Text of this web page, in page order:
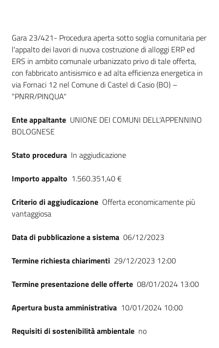
Dati del bando
Gara 23/421- Procedura aperta sotto soglia comunitaria per
l'appalto dei lavori di nuova costruzione di alloggi ERP ed
ERS in ambito comunale urbanizzato privo di tale offerta,
con fabbricato antisismico e ad alta efficienza energetica in
via Fornaci 12 nel Comune di Castel di Casio (BO) –
"PNRR/PINQUA"
Ente appaltante UNIONE DEI COMUNI DELL'APPENNINO
BOLOGNESE
Stato procedura In aggiudicazione
Importo appalto 1.560.351,40 €
Criterio di aggiudicazione Offerta economicamente più
vantaggiosa
Data di pubblicazione a sistema 06/12/2023
Termine richiesta chiarimenti 29/12/2023 12:00
Termine presentazione delle offerte 08/01/2024 13:00
Apertura busta amministrativa 10/01/2024 10:00
Requisiti di sostenibilità ambientale no